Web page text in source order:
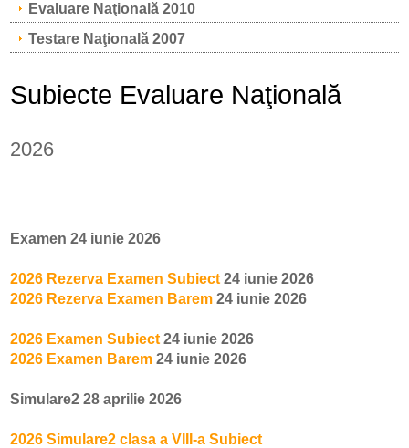
Evaluare Naţională 2010
Testare Naţională 2007
Subiecte Evaluare Naţională
2026
Examen 24 iunie 2026
2026 Rezerva Examen Subiect 24 iunie 2026
2026 Rezerva Examen Barem 24 iunie 2026
2026 Examen Subiect 24 iunie 2026
2026 Examen Barem 24 iunie 2026
Simulare2 28 aprilie 2026
2026 Simulare2 clasa a VIII-a Subiect